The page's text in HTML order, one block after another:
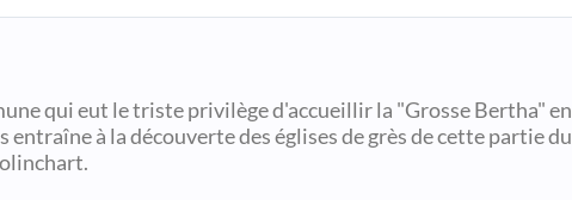
qui eut le triste privilège d'accueillir la "Grosse Bertha" en
entraîne à la découverte des églises de grès de cette partie du